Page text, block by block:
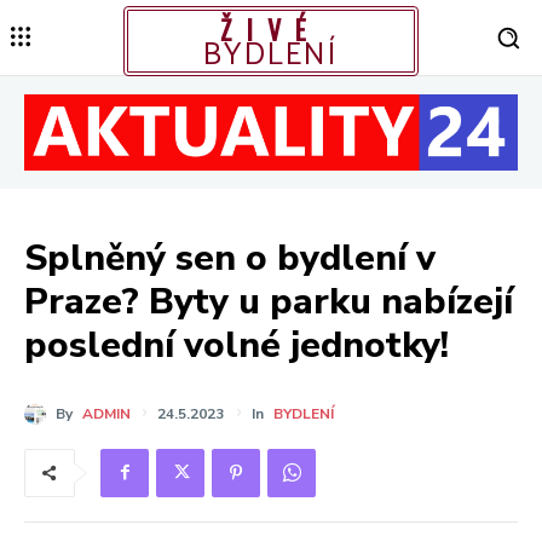
ŽIVÉ
BYDLENÍ
Splněný sen o bydlení v
Praze? Byty u parku nabízejí
poslední volné jednotky!
By ADMIN 24.5.2023 In BYDLENÍ